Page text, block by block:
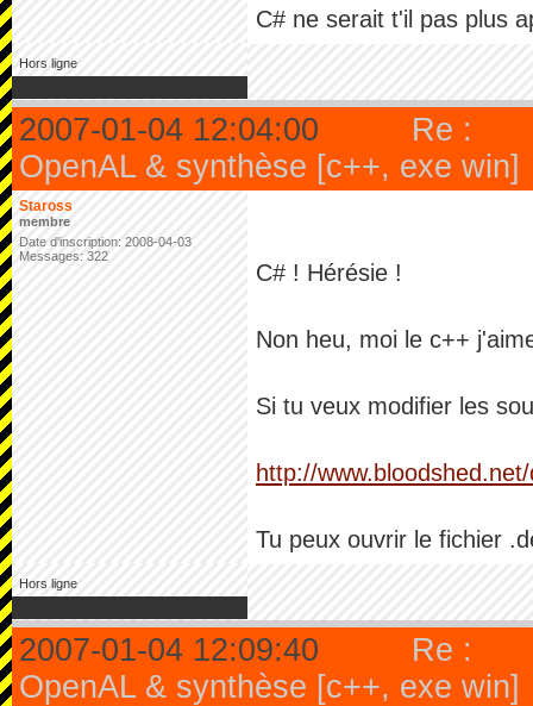
C# ne serait t'il pas plus
Hors ligne
2007-01-04 12:04:00
Re :
OpenAL & synthèse [c++, exe win]
Staross
membre
Date d'inscription: 2008-04-03
Messages: 322
C# ! Hérésie !
Non heu, moi le c++
Si tu veux modifier les
http://
Tu peux ouvrir le fichier
Hors ligne
2007-01-04 12:09:40
Re :
OpenAL & synthèse [c++, exe win]